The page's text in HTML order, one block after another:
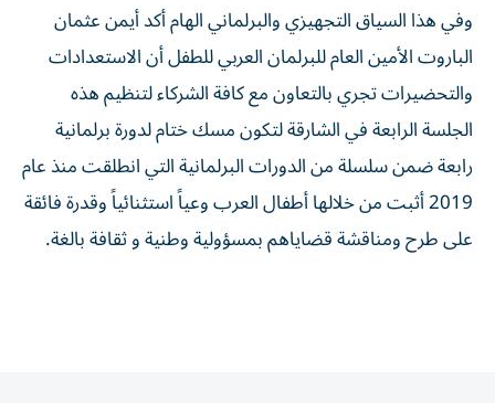
وفي هذا السياق التجهيزي والبرلماني الهام أكد أيمن عثمان
الباروت الأمين العام للبرلمان العربي للطفل أن الاستعدادات
والتحضيرات تجري بالتعاون مع كافة الشركاء لتنظيم هذه
الجلسة الرابعة في الشارقة لتكون مسك ختام لدورة برلمانية
رابعة ضمن سلسلة من الدورات البرلمانية التي انطلقت منذ عام
2019 أثبت من خلالها أطفال العرب وعياً استثنائياً وقدرة فائقة
على طرح ومناقشة قضاياهم بمسؤولية وطنية و ثقافة بالغة.